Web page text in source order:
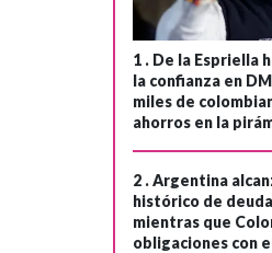
1 . De la Espriella
la confianza en
miles de
ahorros en la
2 .Argentina
histórico de
mientras que
obligaciones con